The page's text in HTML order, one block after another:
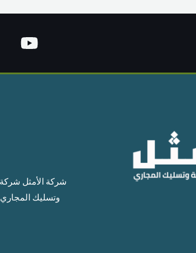
شركة الأمثل
وتسليك